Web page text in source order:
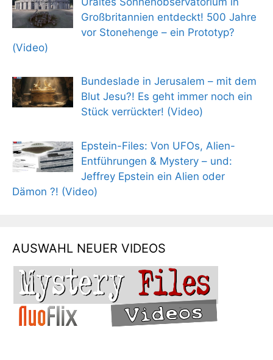
Großbritannien entdeckt! 500 Jahre
vor Stonehenge – ein Prototyp?
(Video)
Bundeslade in Jerusalem – mit dem
Blut Jesu?! Es geht immer noch ein
Stück verrückter! (Video)
Epstein-Files: Von UFOs, Alien-
Entführungen & Mystery – und:
Jeffrey Epstein ein Alien oder
Dämon ?! (Video)
AUSWAHL NEUER VIDEOS